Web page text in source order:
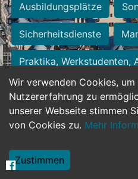
Wir verwenden Cookies, um
Nutzererfahrung zu
unserer Webseite stimmen
von Cookies zu. Mehr
Zustimmen
Ausbildungsplätze
Sicherheitsdienste
Praktika, Werkstudenten,
Personalwesen
Hilfskräfte, Aushilfs- und
Weiterbildung, Studium,